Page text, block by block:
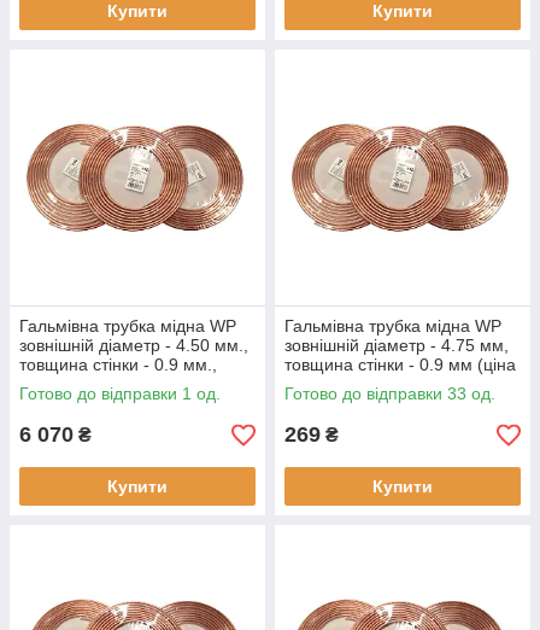
Купити Купити
Гальмівна трубка мідна WP
зовнішній діаметр - 4.50 мм.,
товщина стінки - 0.9 мм.,
(ціна за бухту - 25 метрів)
Готово до відправки 1 од.
6 070 ₴
Купити
Гальмівна трубка мідна WP
зовнішній діаметр - 4.75 мм,
товщина стінки - 0.9 мм (ціна
за метр)
Готово до відправки 33 од.
269 ₴
Купити